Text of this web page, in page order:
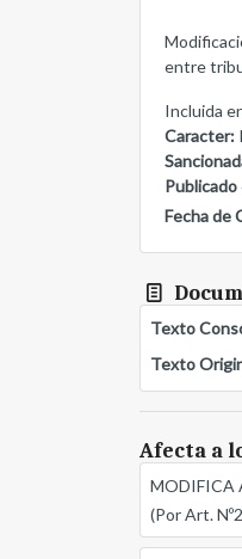
entre
Incluida
Caracter:
Publicado
Fecha de
Texto
Texto
Afecta a
MODIFICA
(Por Art.